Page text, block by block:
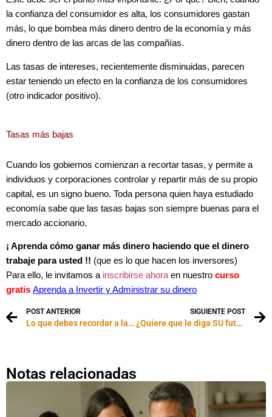
la confianza del consumidor es alta, los consumidores gastan
más, lo que bombea más dinero dentro de la economía y más
dinero dentro de las arcas de las compañías.
Las tasas de intereses, recientemente disminuidas, parecen
estar teniendo un efecto en la confianza de los consumidores
(otro indicador positivo).
Tasas más bajas
Cuando los gobiernos comienzan a recortar tasas, y permite a
individuos y corporaciones controlar y repartir más de su propio
capital, es un signo bueno. Toda persona quien haya estudiado
economía sabe que las tasas bajas son siempre buenas para el
mercado accionario.
¡ Aprenda cómo ganar más dinero haciendo que el dinero
trabaje para usted !! (que es lo que hacen los inversores)
Para ello, le invitamos a inscribirse ahoraen nuestro curso
gratis Aprenda a Invertir y Administrar su dinero
POST ANTERIOR
Lo que debes recordar a la hora de pedir dinero prestado
SIGUIENTE POST
¿Quiere que le diga SU futuro económico?
Notas relacionadas